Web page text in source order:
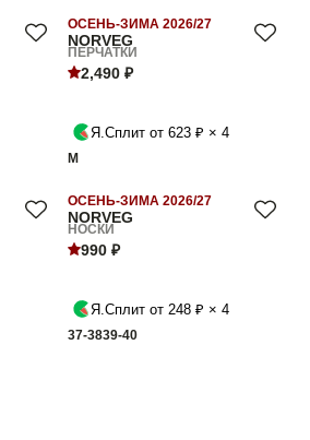
NORVEG
ОСЕНЬ-ЗИМА 2026/27
ПЕРЧАТКИ
2,490 ₽
Я.Сплит от 623 ₽ × 4
M
NORVEG
ОСЕНЬ-ЗИМА 2026/27
НОСКИ
990 ₽
Я.Сплит от 248 ₽ × 4
37-3839-40